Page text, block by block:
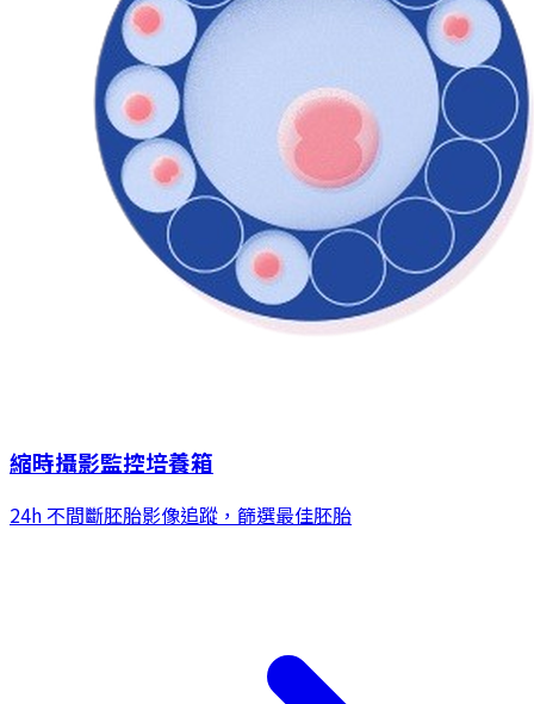
縮時攝影監控培養箱
24h 不間斷胚胎影像追蹤，篩選最佳胚胎